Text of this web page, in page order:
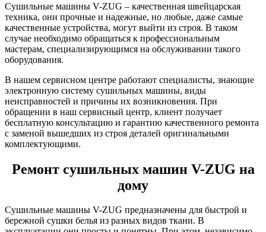
Сушильные машины V-ZUG – качественная швейцарская
техника, они прочные и надежные, но любые, даже самые
качественные устройства, могут выйти из строя. В таком
случае необходимо обращаться к профессиональным
мастерам, специализирующимся на обслуживании такого
оборудования.
В нашем сервисном центре работают специалисты, знающие
электронную систему сушильных машины, виды
неисправностей и причины их возникновения. При
обращении в наш сервисный центр, клиент получает
бесплатную консультацию и гарантию качественного ремонта
с заменой вышедших из строя деталей оригинальными
комплектующими.
Ремонт сушильных машин V-ZUG на
дому
Сушильные машины V-ZUG предназначены для быстрой и
бережной сушки белья из разных видов ткани. В